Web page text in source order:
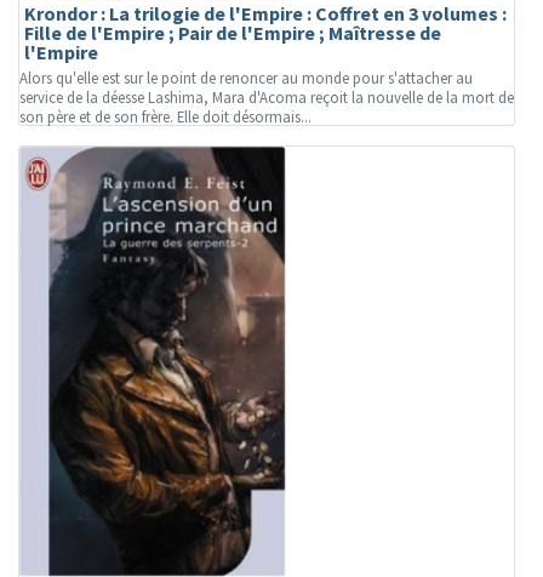
Krondor : La trilogie de l'Empire : Coffret en 3 volumes :
Fille de l'Empire ; Pair de l'Empire ; Maîtresse de
l'Empire
Alors qu'elle est sur le point de renoncer au monde pour s'attacher au
service de la déesse Lashima, Mara d'Acoma reçoit la nouvelle de la mort de
son père et de son frère. Elle doit désormais...